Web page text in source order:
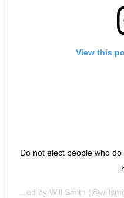
View this
Do not elect people who
A post shared by Will Smith